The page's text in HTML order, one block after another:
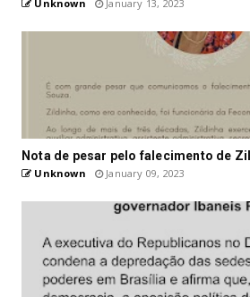
Unknown January 13, 2023
Nota de pesar pelo falecimento de
Unknown January 09, 2023